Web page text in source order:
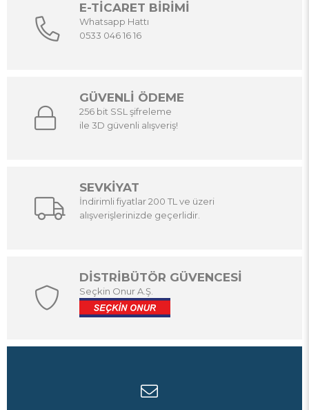
E-TİCARET BİRİMİ
Whatsapp Hattı
0533 046 16 16
GÜVENLİ ÖDEME
256 bit SSL şifreleme
ile 3D güvenli alışveriş!
SEVKİYAT
İndirimli fiyatlar 200 TL ve üzeri
alışverişlerinizde geçerlidir.
DİSTRİBÜTÖR GÜVENCESİ
Seçkin Onur A.Ş.